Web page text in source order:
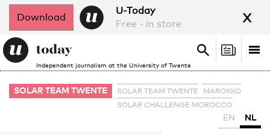
Download
U-Today
Free - in store
x
Independent journalism at the University of Twente
Search
Search
SOLAR TEAM TWENTE SOLAR TEAM TWENTE
MAROKKO
SOLAR CHALLENGE MOROCCO
EN NL